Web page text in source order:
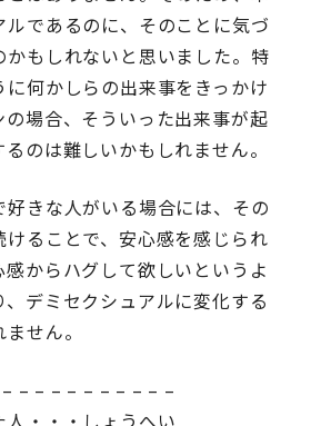
であるのに、そのことに気づ
かもしれないと思いました。特
何かしらの出来事をきっかけ
の場合、そういった出来事が起
のは難しいかもしれません。
好きな人がいる場合には、その
けることで、安心感を感じられ
からハグして欲しいというよ
、デミセクシュアルに変化する
せん。
– – – – – – – – – –
・・・しょうへい